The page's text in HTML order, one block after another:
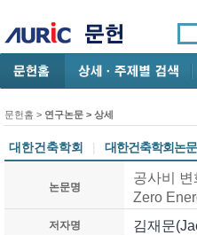
문헌홈 > 연구논문 > 상세
대한건축학회 | 대한건축학회논
논문명
공사비
Zero
저자명 김재문